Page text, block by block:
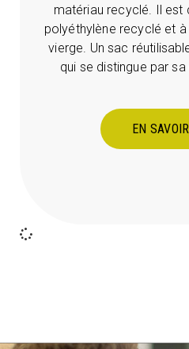
matériau recyclé. Il est
polyéthylène recyclé et
vierge. Un sac
qui se distingue par
EN